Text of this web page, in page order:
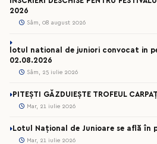
2026
Sâm, 08 august 2026
lotul national de juniori convocat in
02.08.2026
Sâm, 25 iulie 2026
PITEȘTI GĂZDUIEȘTE TROFEUL
Mar, 21 iulie 2026
Lotul Național de Junioare se află în
Mar, 21 iulie 2026